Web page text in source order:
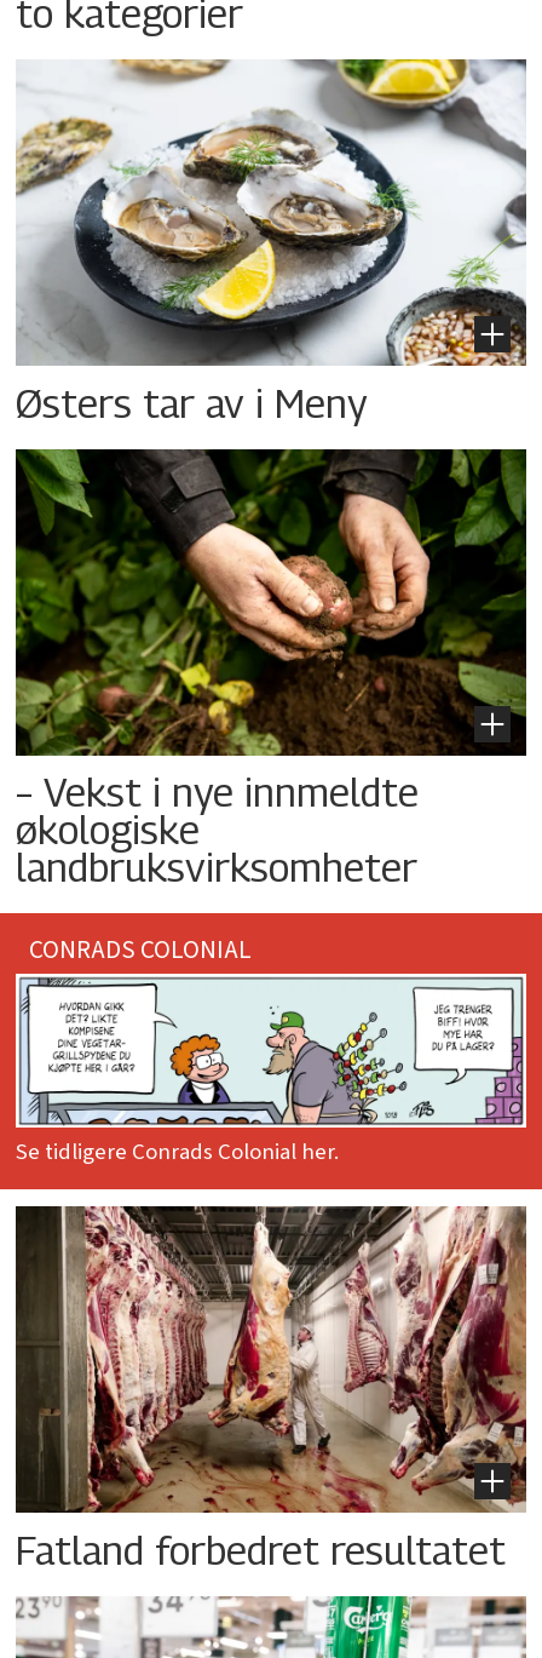
to kategorier
Østers tar av i Meny
– Vekst i nye innmeldte
økologiske
landbruksvirksomheter
CONRADS COLONIAL
Se tidligere Conrads Colonial her.
Fatland forbedret resultatet